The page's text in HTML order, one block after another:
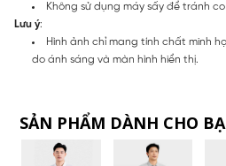
Không sử dụng máy sấy để tránh
Lưu ý:
Hình ảnh chỉ mang tính chất minh
do ánh sáng và màn hình hiển thị.
SẢN PHẨM DÀNH CHO